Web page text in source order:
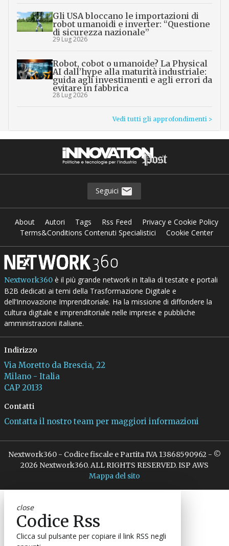
Gli USA bloccano le importazioni di
robot umanoidi e inverter: “Questione
di sicurezza nazionale”
29 Lug 2026
Robot, cobot o umanoide? La Physical
AI dall’hype alla maturità industriale:
guida agli investimenti e agli errori da
evitare in fabbrica
28 Lug 2026
Vedi tutti gli approfondimenti >
Seguici
About Autori Tags Rss Feed
Privacy e Cookie Policy
Terms&Conditions Contenuti Specialistici
Cookie Center
Nextwork360è il più grande network in Italia di testate e portali
B2B dedicati ai temi della Trasformazione Digitale e
dell’Innovazione Imprenditoriale. Ha la missione di diffondere la
cultura digitale e imprenditoriale nelle imprese e pubbliche
amministrazioni italiane.
Indirizzo
Via Moretto da Brescia, 22
Milano - Italia
CAP 20133
Contatti
Contatta il nostro team per maggiori informazioni
Nextwork360 - Codice fiscale e Partita IVA 13868590962 - ©
2026 Nextwork360. ALL RIGHTS RESERVED. ISP AWS
Mappa del sito
close
Codice Rss
Clicca sul pulsante per copiare il link RSS negli